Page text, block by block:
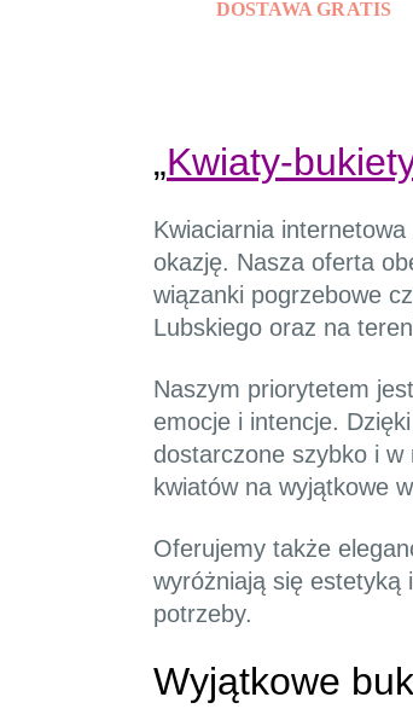
DOSTAWA GRATIS
„Kwiaty-
Kwiaciarnia
okazję. Nasza oferta
wiązanki pogrzebowe
Lubskiego oraz na
Naszym priorytetem
emocje i intencje.
dostarczone szybko i
kwiatów na wyjątkowe
Oferujemy także
wyróżniają się estetyką
potrzeby.
Wyjątkowe